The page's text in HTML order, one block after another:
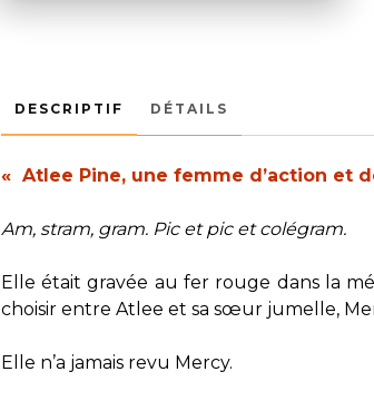
DESCRIPTIF DÉTAILS
« Atlee Pine, une femme d’action et
Am, stram, gram. Pic et pic et colégram.
Elle était gravée au fer rouge dans la
choisir entre Atlee et sa sœur jumelle,
Elle n’a jamais revu Mercy.